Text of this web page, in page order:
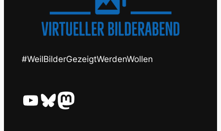
#WeilBilderGezeigtWerdenWollen
YouTube Bluesky Mastodon